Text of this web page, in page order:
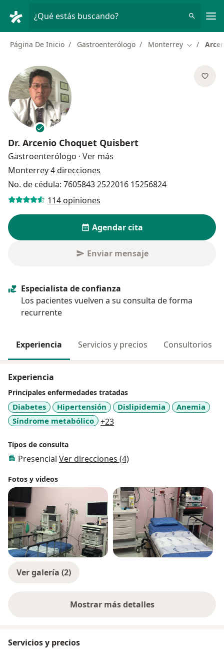
¿Qué estás buscando?
Página De Inicio Gastroenterólogo Monterrey Cambiar
Dr. Arcenio Choquet Quisbert
Gastroenterólogo · Ver más
Monterrey4 direcciones
No. de cédula: 7605843 2522016 15256824
114 opiniones
Agendar cita
Enviar mensaje
Especialista de confianza
Los pacientes vuelven a su consulta de forma
recurrente
Experiencia Servicios y precios Consultorios
Experiencia
Principales enfermedades tratadas
Diabetes Hipertensión Dislipidemia
Anemia
Síndrome metabólico
+23a11y_sr_more_diseases
Tipos de consulta
Presencial Ver direcciones (4)
Fotos y videos
Ver galería (2)
Mostrar más detalles
sobre la experiencia
Servicios y precios